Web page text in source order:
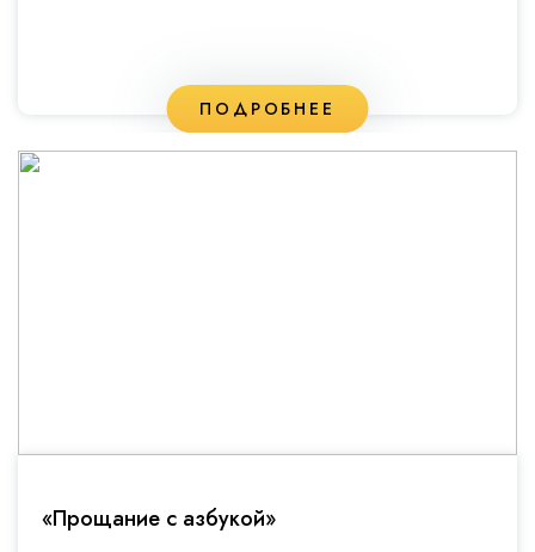
ПОДРОБНЕЕ
«Прощание с азбукой»